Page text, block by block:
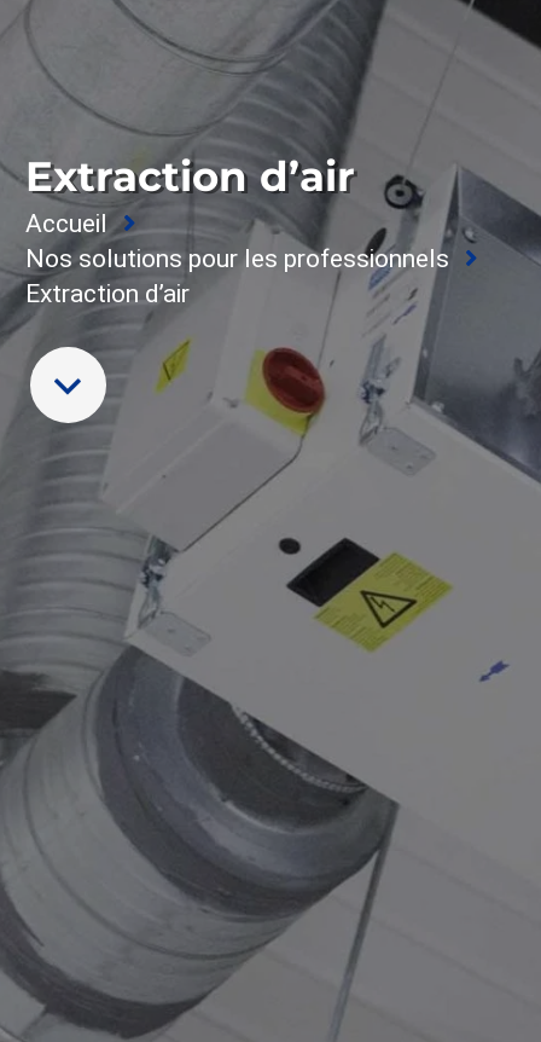
Extraction d’air
Accueil
Nos solutions pour les professionnels
Extraction d’air